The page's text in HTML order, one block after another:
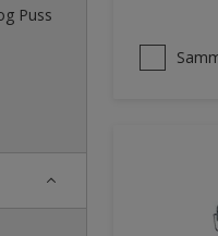
Puss